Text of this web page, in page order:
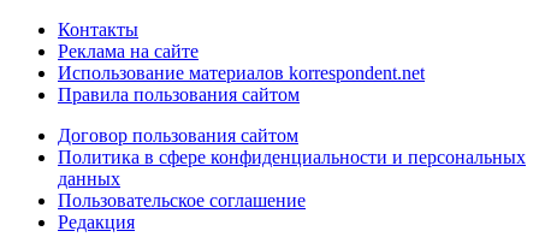
Контакты
Реклама на сайте
Использование материалов korrespondent.net
Правила пользования сайтом
Договор пользования сайтом
Политика в сфере конфиденциальности и персональных
данных
Пользовательское соглашение
Редакция